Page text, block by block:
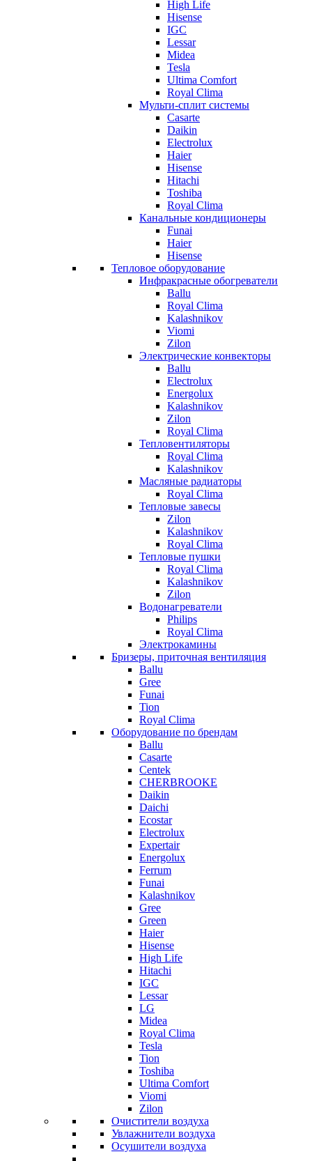
High Life
Hisense
IGC
Lessar
Midea
Tesla
Ultima Comfort
Royal Clima
Мульти-сплит системы
Casarte
Daikin
Electrolux
Haier
Hisense
Hitachi
Toshiba
Royal Clima
Канальные кондиционеры
Funai
Haier
Hisense
Тепловое оборудование
Инфракрасные обогреватели
Ballu
Royal Clima
Kalashnikov
Viomi
Zilon
Электрические конвекторы
Ballu
Electrolux
Energolux
Kalashnikov
Zilon
Royal Clima
Тепловентиляторы
Royal Clima
Kalashnikov
Масляные радиаторы
Royal Clima
Тепловые завесы
Zilon
Kalashnikov
Royal Clima
Тепловые пушки
Royal Clima
Kalashnikov
Zilon
Водонагреватели
Philips
Royal Clima
Электрокамины
Бризеры, приточная вентиляция
Ballu
Gree
Funai
Tion
Royal Clima
Оборудование по брендам
Ballu
Casarte
Centek
CHERBROOKE
Daikin
Daichi
Ecostar
Electrolux
Expertair
Energolux
Ferrum
Funai
Kalashnikov
Gree
Grеen
Haier
Hisense
High Life
Hitachi
IGC
Lessar
LG
Midea
Royal Clima
Tesla
Tion
Toshiba
Ultima Comfort
Viomi
Zilon
Очистители воздуха
Увлажнители воздуха
Осушители воздуха